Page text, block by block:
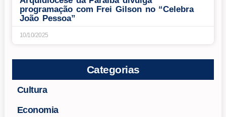
programação com Frei Gilson no “Celebra
João Pessoa”
10/10/2025
Categorias
Cultura
Economia